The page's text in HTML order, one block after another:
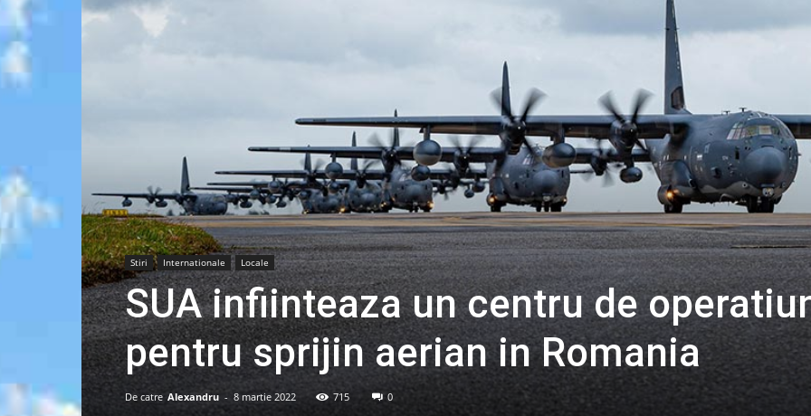
Stiri Internationale Locale
SUA infiinteaza un centru de
pentru sprijin aerian in Romania
De catre Alexandru - 8 martie 2022 715 0